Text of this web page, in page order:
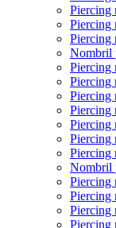
Piercing
Piercing
Piercing
Nombril
Piercing
Piercing
Piercing
Piercing
Piercing
Piercing
Piercing
Nombril
Piercing
Piercing
Piercing
Piercing